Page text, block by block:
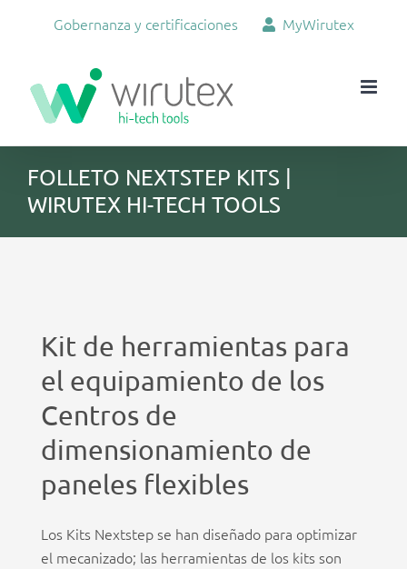
Gobernanza y certificaciones MyWirutex
FOLLETO NEXTSTEP KITS |
WIRUTEX HI-TECH TOOLS
Kit de herramientas para
el equipamiento de los
Centros de
dimensionamiento de
paneles flexibles
Los Kits Nextstep se han diseñado para optimizar
el mecanizado; las herramientas de los kits son